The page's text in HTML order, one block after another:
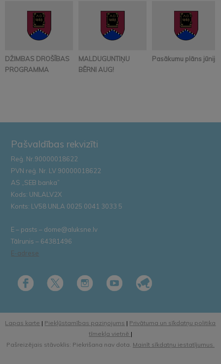
DŽIMBAS DROŠĪBAS
PROGRAMMA
MALDUGUNTIŅU
BĒRNI AUG!
Pasākumu plāns jūnijā
Pašvaldības rekvizīti
Reģ. Nr.90000018622
PVN reģ. Nr. LV 90000018622
AS „SEB banka”
Kods: UNLALV2X
Konts: LV58 UNLA 0025 0041 3033 5
E – pasts – dome@aluksne.lv
Tālrunis – 64381496
E-adrese
Lapas karte | Piekļūstamības paziņojums | Privātuma un sīkdatņu politika
tīmekļa vietnē |
Pašreizējais stāvoklis: Piekrišana nav dota. Mainīt sīkdatņu iestatījumus.